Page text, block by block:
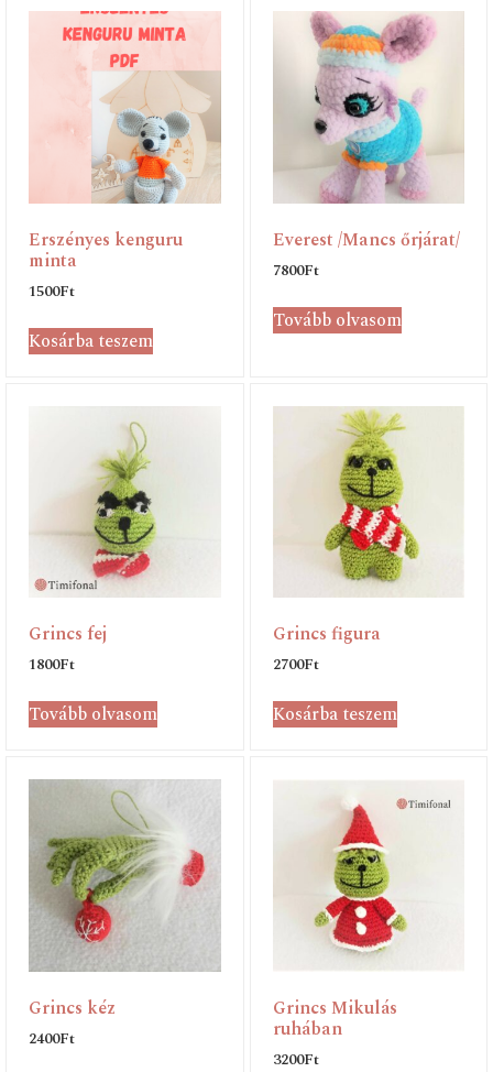
Erszényes kenguru
minta
1500Ft
Kosárba teszem
Everest /Mancs őrjárat/
7800Ft
Tovább olvasom
Grincs fej
1800Ft
Tovább olvasom
Grincs figura
2700Ft
Kosárba teszem
Grincs kéz
2400Ft
Grincs Mikulás
ruhában
3200Ft